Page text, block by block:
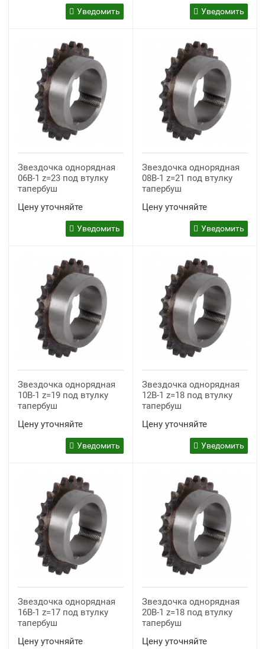
Уведомить Уведомить
Звездочка однорядная
06B-1 z=23 под втулку
тапербуш
Цену уточняйте
Уведомить
Звездочка однорядная
08B-1 z=21 под втулку
тапербуш
Цену уточняйте
Уведомить
Звездочка однорядная
10B-1 z=19 под втулку
тапербуш
Цену уточняйте
Уведомить
Звездочка однорядная
12B-1 z=18 под втулку
тапербуш
Цену уточняйте
Уведомить
Звездочка однорядная
16B-1 z=17 под втулку
тапербуш
Цену уточняйте
Звездочка однорядная
20B-1 z=18 под втулку
тапербуш
Цену уточняйте